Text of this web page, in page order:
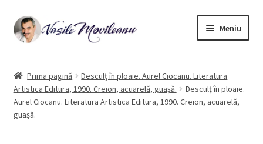
Sari
la
Sari
la
Meniu
Biografie
Acuarelă
Prima pagină
Desculț în ploaie. Aurel Ciocanu. Literatura
Artistica Editura, 1990. Creion, acuarelă, guașă.
Desculț în ploaie.
Aurel Ciocanu. Literatura Artistica Editura, 1990. Creion, acuarelă,
guașă.